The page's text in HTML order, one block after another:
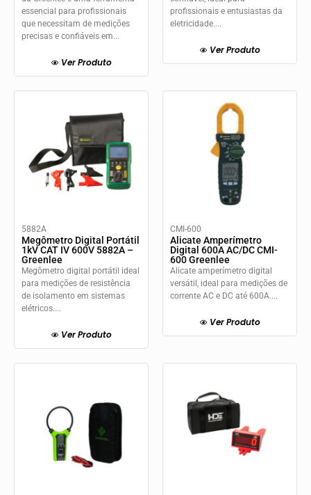
essencial para profissionais
que necessitam de medições
precisas e confiáveis em...
Ver Produto
profissionais e entusiastas da
eletricidade....
Ver Produto
5882A
Megômetro Digital Portátil
1kV CAT IV 600V 5882A –
Greenlee
Megômetro digital portátil ideal
para medições de resistência
de isolamento em sistemas
elétricos....
Ver Produto
CMI-600
Alicate Amperímetro
Digital 600A AC/DC CMI-
600 Greenlee
Alicate amperímetro digital
versátil, ideal para medições de
corrente AC e DC até 600A....
Ver Produto